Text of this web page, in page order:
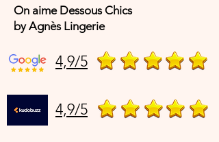
On aime Dessous Chics
by Agnès Lingerie
4,9/5
4,9/5